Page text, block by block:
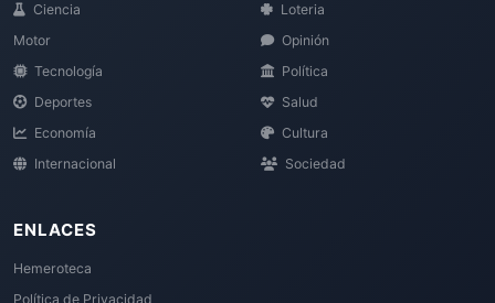
Ciencia
Motor
Tecnología
Deportes
Economía
Internacional
Loteria
Opinión
Política
Salud
Cultura
Sociedad
ENLACES
Hemeroteca
Política de Privacidad